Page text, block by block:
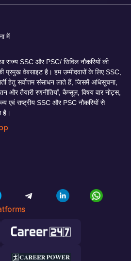
राज्य SSC और PSC/ सिविल नौकरियों की
प्रमुख वेबसाइट है। हम उम्मीदवारों के लिए SSC,
हेतु सर्वोत्तम संसाधन लाते हैं, जिसमें अधिसूचना,
और तैयारी रणनीतियाँ, कैप्सूल, विषय वार नोट्स,
एवं राष्ट्रीय SSC और PSC नौकरियों से
है।